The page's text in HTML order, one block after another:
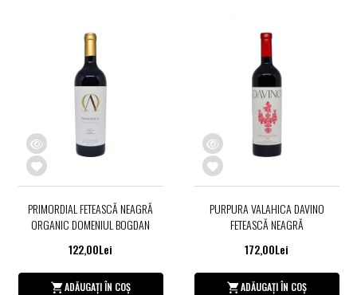
PRIMORDIAL FETEASCĂ NEAGRĂ
ORGANIC DOMENIUL BOGDAN
122,00Lei
ADĂUGAȚI ÎN COȘ
PURPURA VALAHICA DAVINO
FETEASCĂ NEAGRĂ
172,00Lei
ADĂUGAȚI ÎN COȘ